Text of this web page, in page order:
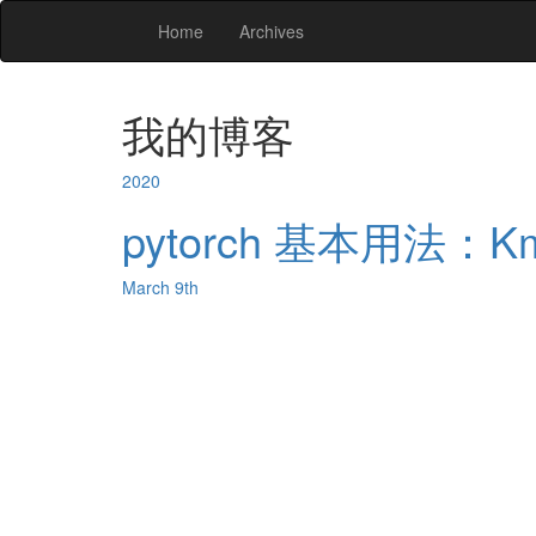
Home Archives
我的博客
2020
pytorch 基本用法：
March 9th